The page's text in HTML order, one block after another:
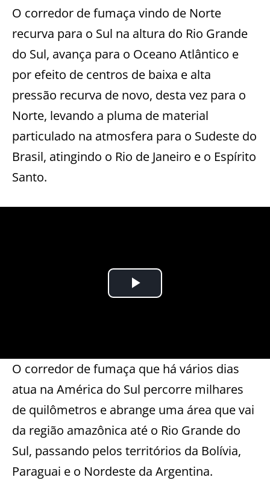
O corredor de fumaça vindo de Norte
recurva para o Sul na altura do Rio Grande
do Sul, avança para o Oceano Atlântico e
por efeito de centros de baixa e alta
pressão recurva de novo, desta vez para o
Norte, levando a pluma de material
particulado na atmosfera para o Sudeste do
Brasil, atingindo o Rio de Janeiro e o Espírito
Santo.
O corredor de fumaça que há vários dias
atua na América do Sul percorre milhares
de quilômetros e abrange uma área que vai
da região amazônica até o Rio Grande do
Sul, passando pelos territórios da Bolívia,
Paraguai e o Nordeste da Argentina.